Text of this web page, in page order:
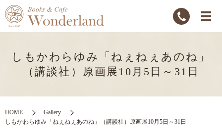
しもかわらゆみ「ねぇねぇあのね」
（講談社）原画展10月5日～31日
HOME
Gallery
しもかわらゆみ「ねぇねぇあのね」（講談社）原画展10月5日～31日